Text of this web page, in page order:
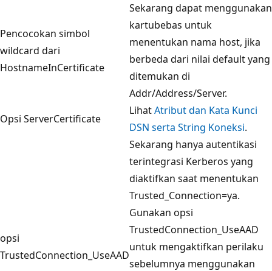
Pencocokan simbol
wildcard dari
HostnameInCertificate
Sekarang dapat menggunakan
kartubebas untuk
menentukan nama host, jika
berbeda dari nilai default yang
ditemukan di
Addr/Address/Server.
Opsi ServerCertificate
LihatAtribut dan Kata Kunci
DSN serta String Koneksi.
opsi
TrustedConnection_UseAAD
Sekarang hanya autentikasi
terintegrasi Kerberos yang
diaktifkan saat menentukan
Trusted_Connection=ya.
Gunakan opsi
TrustedConnection_UseAAD
untuk mengaktifkan perilaku
sebelumnya menggunakan